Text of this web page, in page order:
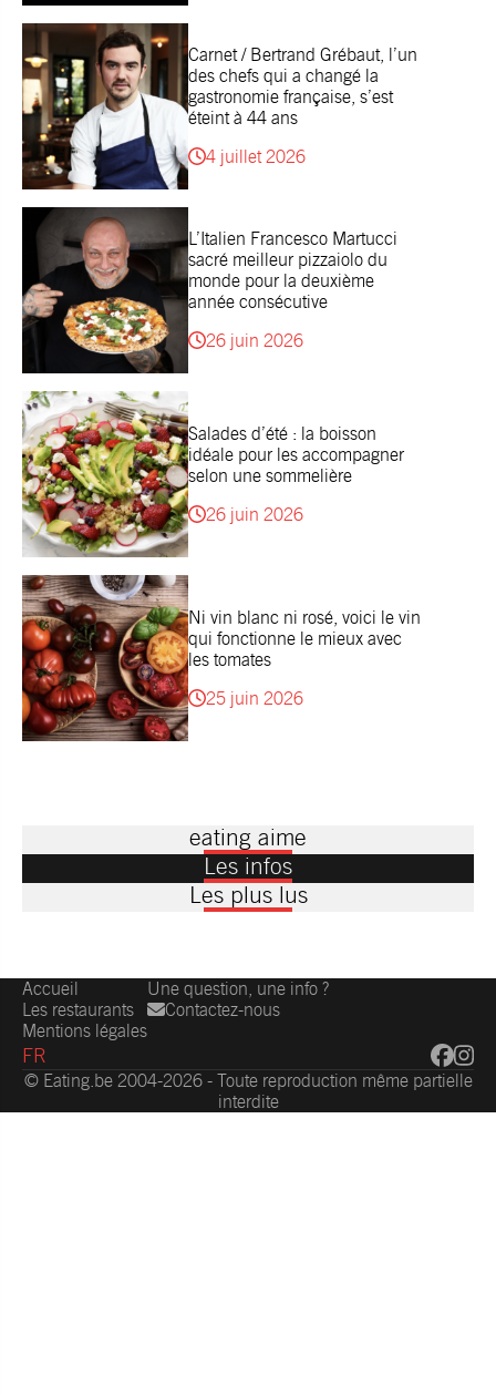
Carnet / Bertrand Grébaut, l’un
des chefs qui a changé la
gastronomie française, s’est
éteint à 44 ans
4 juillet 2026
L’Italien Francesco Martucci
sacré meilleur pizzaiolo du
monde pour la deuxième
année consécutive
26 juin 2026
Salades d’été : la boisson
idéale pour les accompagner
selon une sommelière
26 juin 2026
Ni vin blanc ni rosé, voici le vin
qui fonctionne le mieux avec
les tomates
25 juin 2026
eating aime
Les infos
Les plus lus
Accueil
Les restaurants
Mentions légales
Une question, une info ?
Contactez-nous
FR
© Eating.be 2004-2026 - Toute reproduction même partielle
interdite